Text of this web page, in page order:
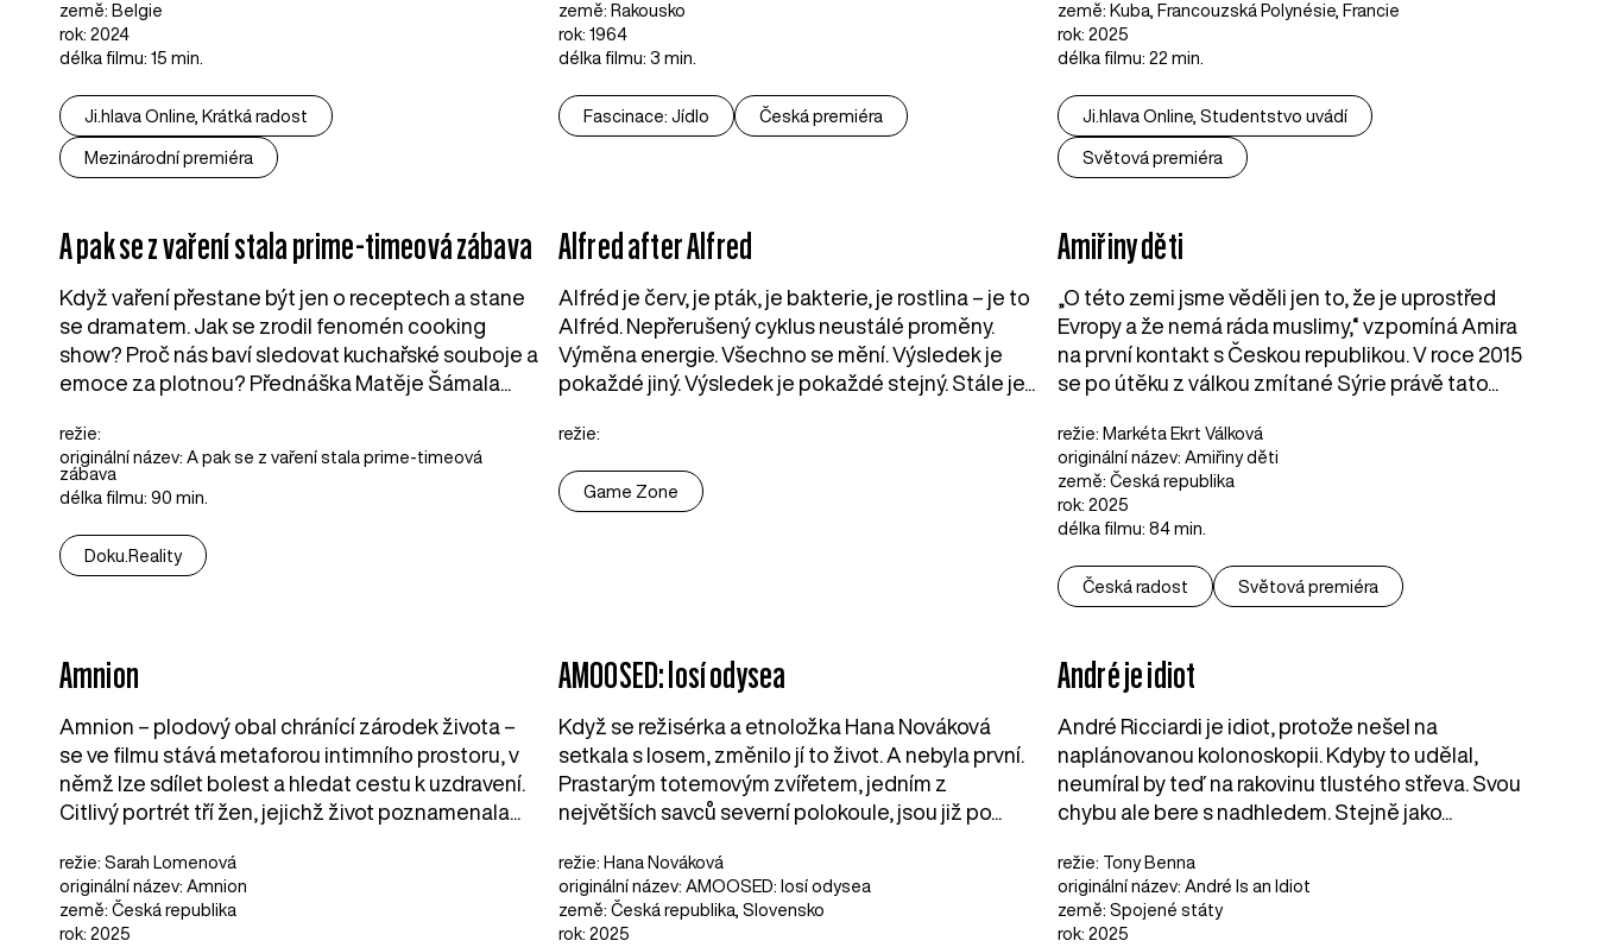
země: Belgie
rok: 2024
délka filmu: 15 min.
Ji.hlava Online, Krátká radost
Mezinárodní premiéra
země: Rakousko
rok: 1964
délka filmu: 3 min.
Fascinace: Jídlo Česká premiéra
země: Kuba, Francouzská Polynésie, Francie
rok: 2025
délka filmu: 22 min.
Ji.hlava Online, Studentstvo uvádí
Světová premiéra
A pak se z vaření stala prime-timeová zábava
Když vaření přestane být jen o receptech a stane
se dramatem. Jak se zrodil fenomén cooking
show? Proč nás baví sledovat kuchařské souboje a
emoce za plotnou? Přednáška Matěje Šámala...
režie:
originální název: A pak se z vaření stala prime-timeová
zábava
délka filmu: 90 min.
Doku.Reality
Alfred after Alfred
Alfréd je červ, je pták, je bakterie, je rostlina – je to
Alfréd. Nepřerušený cyklus neustálé proměny.
Výměna energie. Všechno se mění. Výsledek je
pokaždé jiný. Výsledek je pokaždé stejný. Stále je...
režie:
Game Zone
Amiřiny děti
„O této zemi jsme věděli jen to, že je uprostřed
Evropy a že nemá ráda muslimy,“ vzpomíná Amira
na první kontakt s Českou republikou. V roce 2015
se po útěku z válkou zmítané Sýrie právě tato...
režie: Markéta Ekrt Válková
originální název: Amiřiny děti
země: Česká republika
rok: 2025
délka filmu: 84 min.
Česká radost Světová premiéra
Amnion
Amnion – plodový obal chránící zárodek života –
se ve filmu stává metaforou intimního prostoru, v
němž lze sdílet bolest a hledat cestu k uzdravení.
Citlivý portrét tří žen, jejichž život poznamenala...
režie: Sarah Lomenová
originální název: Amnion
země: Česká republika
rok: 2025
AMOOSED: losí odysea
Když se režisérka a etnoložka Hana Nováková
setkala s losem, změnilo jí to život. A nebyla první.
Prastarým totemovým zvířetem, jedním z
největších savců severní polokoule, jsou již po...
režie: Hana Nováková
originální název: AMOOSED: losí odysea
země: Česká republika, Slovensko
rok: 2025
André je idiot
André Ricciardi je idiot, protože nešel na
naplánovanou kolonoskopii. Kdyby to udělal,
neumíral by teď na rakovinu tlustého střeva. Svou
chybu ale bere s nadhledem. Stejně jako...
režie: Tony Benna
originální název: André Is an Idiot
země: Spojené státy
rok: 2025